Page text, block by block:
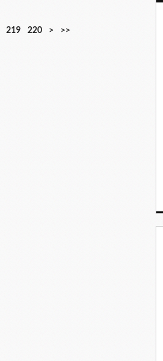
219 220
2
2
2
2
2
2
2
3
4
5
> >>